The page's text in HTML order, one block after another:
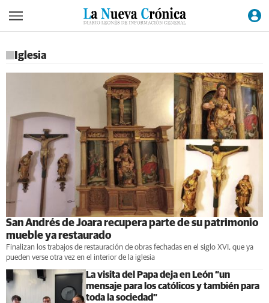
Iglesia
San Andrés de Joara recupera parte de su patrimonio
mueble ya restaurado
Finalizan los trabajos de restauración de obras fechadas en el siglo XVI, que ya
pueden verse otra vez en el interior de la iglesia
La visita del Papa deja en León “un
mensaje para los católicos y también para
toda la sociedad”